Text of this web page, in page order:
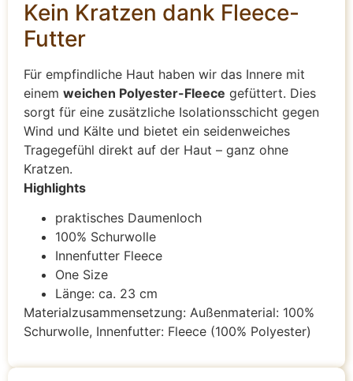
Kein Kratzen dank Fleece-
Futter
Für empfindliche Haut haben wir das Innere mit
einem weichen Polyester-Fleece gefüttert. Dies
sorgt für eine zusätzliche Isolationsschicht gegen
Wind und Kälte und bietet ein seidenweiches
Tragegefühl direkt auf der Haut – ganz ohne
Kratzen.
Highlights
praktisches Daumenloch
100% Schurwolle
Innenfutter Fleece
One Size
Länge: ca. 23 cm
Materialzusammensetzung: Außenmaterial: 100%
Schurwolle, Innenfutter: Fleece (100% Polyester)